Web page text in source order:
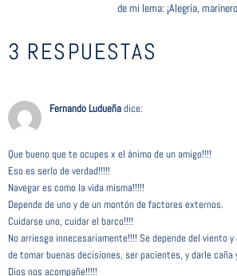
de mi lema: ¡Alegría,
3 RESPUESTAS
Fernando Ludueñadice:
Que bueno que te ocupes x el ánimo de un amigo!!!!
Eso es serlo de verdad!!!!!
Navegar es como la vida misma!!!!!
Depende de uno y de un montón de factores externos.
Cuidarse uno, cuidar el barco!!!!
No arriesga innecesariamente!!!! Se depende del viento
de tomar buenas decisiones, ser pacientes, y darle caña
Dios nos acompañe!!!!!